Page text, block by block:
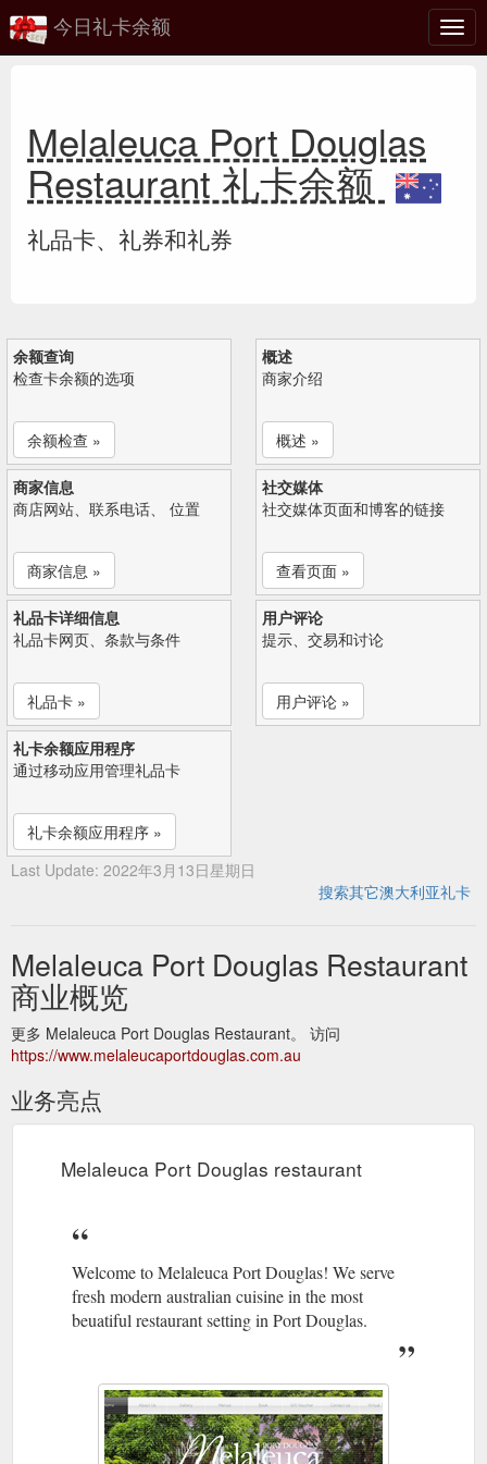
切
换
今日礼卡余额
Melaleuca Port Douglas
Restaurant 礼卡余额
礼品卡、礼券和礼券
余额查询
检查卡余额的选项
余额检查 »
概述
商家介绍
概述 »
商家信息
商店网站、联系电话、 位置
商家信息 »
社交媒体
社交媒体页面和博客的链接
查看页面 »
礼品卡详细信息
礼品卡网页、条款与条件
礼品卡 »
用户评论
提示、交易和讨论
用户评论 »
礼卡余额应用程序
通过移动应用管理礼品卡
礼卡余额应用程序 »
Last Update: 2022年3月13日星期日
搜索其它澳大利亚礼卡
Melaleuca Port Douglas Restaurant
商业概览
更多 Melaleuca Port Douglas Restaurant。 访问
https://www.melaleucaportdouglas.com.au
业务亮点
Melaleuca Port Douglas restaurant
Welcome to Melaleuca Port Douglas! We serve
fresh modern australian cuisine in the most
beuatiful restaurant setting in Port Douglas.